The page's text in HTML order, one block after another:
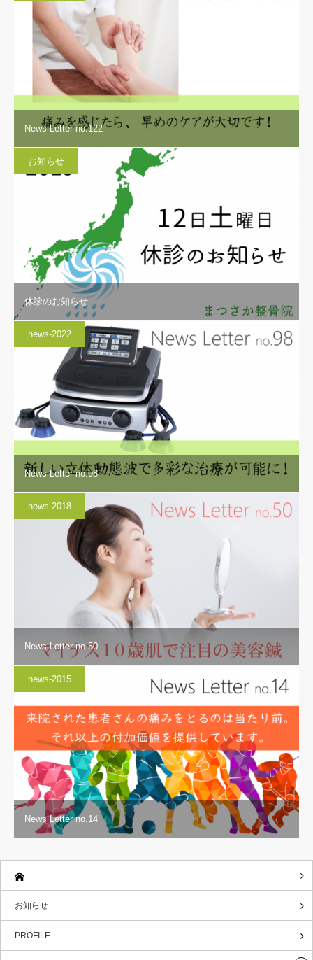
News Letter no.122
お知らせ
休診のお知らせ
news-2022
News Letter no.98
news-2018
News Letter no.50
news-2015
News Letter no.14
お知らせ
PROFILE